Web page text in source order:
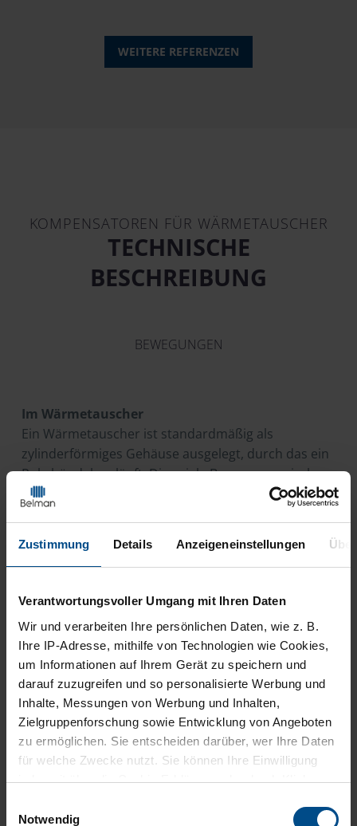
Zustimmung Details Anzeigeneinstellungen
Verantwortungsvoller Umgang mit Ihren Daten
Wir und verarbeiten Ihre persönlichen Daten, wie z. B.
Ihre IP-Adresse, mithilfe von Technologien wie Cookies,
um Informationen auf Ihrem Gerät zu speichern und
darauf zuzugreifen und so personalisierte Werbung und
Inhalte, Messungen von Werbung und Inhalten,
Zielgruppenforschung sowie Entwicklung von Angeboten
zu ermöglichen. Sie entscheiden darüber, wer Ihre Daten
für welche Zwecke nutzt. Sie können Ihre Einwilligung
jederzeit über die Cookie-Erklärung oder durch Klicken
Notwendig
WEITERE REFERENZEN
KOMPENSATOREN FÜR WÄRMETAUSCHER
TECHNISCHE
BESCHREIBUNG
BEWEGUNGEN
Im Wärmetauscher
Ein Wärmetauscher ist standardmäßig als
zylinderförmiges Gehäuse ausgelegt, durch das ein
Rohrbündel verläuft. Die axiale Bewegung zwischen
dem Gehäuse und den Rohren ist eine bereits
bekannte Herausforderung für die Konstrukteure
Aufnahme dieser axialen Bewegungen in den
Wärmetauschern installiert, da die Rohre und das
Gehäuse von Wärmetauschern sich aufgrund der
unterschiedlichen Werkstoffe, Temperaturen und
anderer Faktoren nicht gleichmäßig ausdehnen.
Wenn der Wärmetauscher nicht auf die Kontrolle
dieser Bewegungen (Ausdehnung) ausgelegt ist,
kann das zu Schäden am Wärmetauscher führen.
Durch die Installation der Kompensatoren für
Wärmetauscher in der Außenhülle werden
Bewegungen aufgenommen und die Druckintegrität